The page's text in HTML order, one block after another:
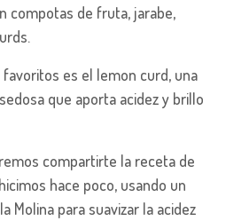
compotas de fruta, jarabe,
es el lemon curd, una
que aporta acidez y brillo
compartirte la receta de
hace poco, usando un
Molina para suavizar la acidez